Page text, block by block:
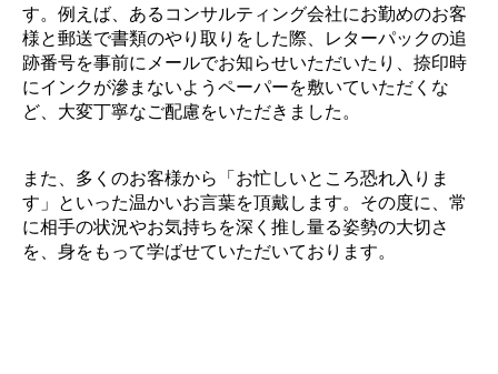
す。例えば、あるコンサルティング会社にお勤めのお客
様と郵送で書類のやり取りをした際、レターパックの追
跡番号を事前にメールでお知らせいただいたり、捺印時
にインクが滲まないようペーパーを敷いていただくな
ど、大変丁寧なご配慮をいただきました。
また、多くのお客様から「お忙しいところ恐れ入りま
す」といった温かいお言葉を頂戴します。その度に、常
に相手の状況やお気持ちを深く推し量る姿勢の大切さ
を、身をもって学ばせていただいております。